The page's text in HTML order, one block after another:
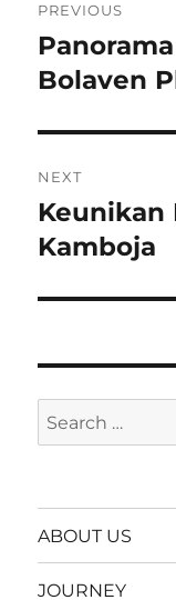
PREVIOUS
Previous
post:
Bolaven
NEXT
Next
post:
Keunikan
Kamboja
Search
for:
ABOUT US
JOURNEY